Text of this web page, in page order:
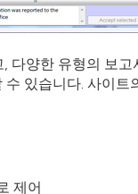
양한 유형의 보
있습니다. 사이
제어